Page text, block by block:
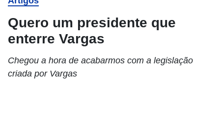
Quero um presidente que
enterre Vargas
Chegou a hora de acabarmos com a legislação
criada por Vargas